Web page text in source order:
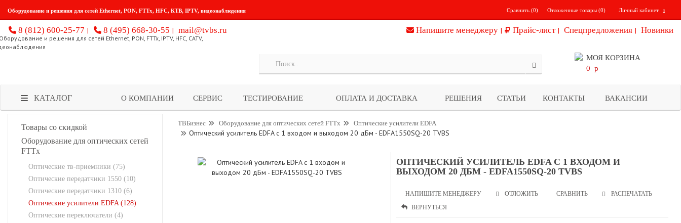
Оборудование и решения для сетей Ethernet, PON, FTTx, HFC, КТВ, IPTV, видеонаблюдения Личный кабинет
Отложенные товары (0)
Сравнить (0)
8 (812) 600-25-77 8 (495) 668-30-55 mail@tvbs.ru Напишите менеджеру Прайс-лист Спецпредложения Новинки
МОЯ КОРЗИНА
0 p
КАТАЛОГ О КОМПАНИИ СЕРВИС ТЕСТИРОВАНИЕ ОПЛАТА И ДОСТАВКА РЕШЕНИЯ СТАТЬИ КОНТАКТЫ ВАКАНСИИ
Товары со скидкой
Оборудование для оптических сетей
FTTx
Оптические тв-приемники (75)
Оптические передатчики 1550 (10)
Оптические передатчики 1310 (6)
Оптические усилители EDFA (128)
Оптические переключатели (4)
ТВБизнес Оборудование для оптических сетей FTTx Оптические усилители EDFA
Оптический усилитель EDFA с 1 входом и выходом 20 дБм - EDFA1550SQ-20 TVBS
ОПТИЧЕСКИЙ УСИЛИТЕЛЬ EDFA С 1 ВХОДОМ И
ВЫХОДОМ 20 ДБМ - EDFA1550SQ-20 TVBS
НАПИШИТЕ МЕНЕДЖЕРУ ОТЛОЖИТЬ СРАВНИТЬ
РАСПЕЧАТАТЬ
ВЕРНУТЬСЯ